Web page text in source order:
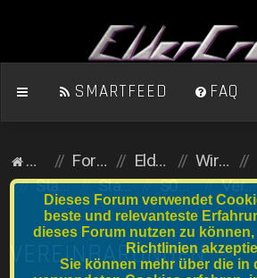
SMARTFEED FAQ
Homepage
Foren-Übersicht ElderCraft (Minecraft) Wirtschaftsserver
Stadtserver
Stadtnummer S021 bis S040 S040 Elementa Vereinbarungen
VEREINBARUNGEN
Dieses Forum verwendet
beste und relevanteste
dieses Forum nutzen zu
Richtlinien
Sie können mehr über die in